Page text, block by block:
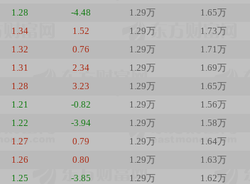
1.28 -4.48 1.29万 1.65万
1.34 1.52 1.29万 1.73万
1.32 0.76 1.29万 1.71万
1.31 2.34 1.29万 1.69万
1.28 3.23 1.29万 1.65万
1.21 -0.82 1.29万 1.56万
1.22 -3.94 1.29万 1.58万
1.27 0.79 1.29万 1.64万
1.26 0.80 1.29万 1.63万
1.25 -3.85 1.29万 1.62万